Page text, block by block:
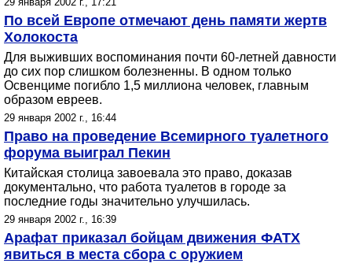
По всей Европе отмечают день памяти жертв
Холокоста
Для выживших воспоминания почти 60-летней давности
до сих пор слишком болезненны. В одном только
Освенциме погибло 1,5 миллиона человек, главным
образом евреев.
29 января 2002 г., 16:44
Право на проведение Всемирного туалетного
форума выиграл Пекин
Китайская столица завоевала это право, доказав
документально, что работа туалетов в городе за
последние годы значительно улучшилась.
29 января 2002 г., 16:39
Арафат приказал бойцам движения ФАТХ
явиться в места сбора с оружием